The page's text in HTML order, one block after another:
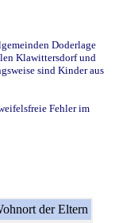
Doderlage
Klawittersdorf und
sind Kinder aus
Fehler im
der Eltern